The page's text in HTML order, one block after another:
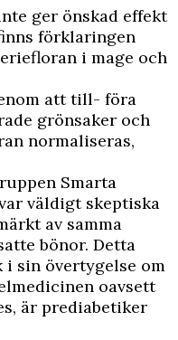
ger önskad effekt
förklaringen
i mage och
att till- föra
grönsaker och
normaliseras,
Smarta
väldigt skeptiska
av samma
bönor. Detta
sin övertygelse om
oavsett
är prediabetiker